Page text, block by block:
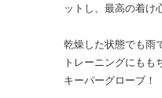
ットし、最高の着け
乾燥した状態でも雨
トレーニングにも
キーパーグローブ！